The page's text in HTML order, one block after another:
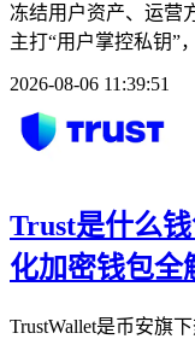
冻结用户资产、运营
主打“用户掌控私钥”
2026-08-06 11:39:51
Trust是什么
化加密钱包全
TrustWallet是币安旗